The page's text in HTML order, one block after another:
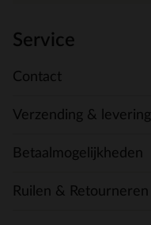
Service
Contact
Verzending & levering
Betaalmogelijkheden
Ruilen & Retourneren